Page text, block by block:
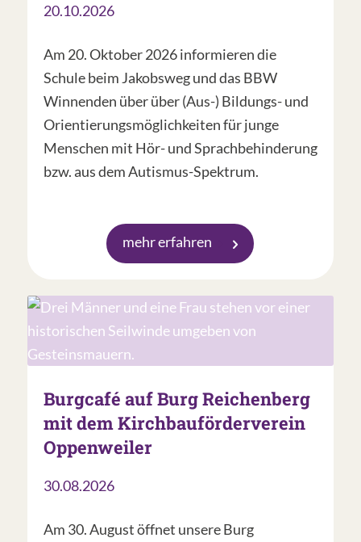
20.10.2026
Am 20. Oktober 2026 informieren die
Schule beim Jakobsweg und das BBW
Winnenden über über (Aus-) Bildungs- und
Orientierungsmöglichkeiten für junge
Menschen mit Hör- und Sprachbehinderung
bzw. aus dem Autismus-Spektrum.
mehr erfahren
Burgcafé auf Burg Reichenberg
mit dem Kirchbauförderverein
Oppenweiler
30.08.2026
Am 30. August öffnet unsere Burg